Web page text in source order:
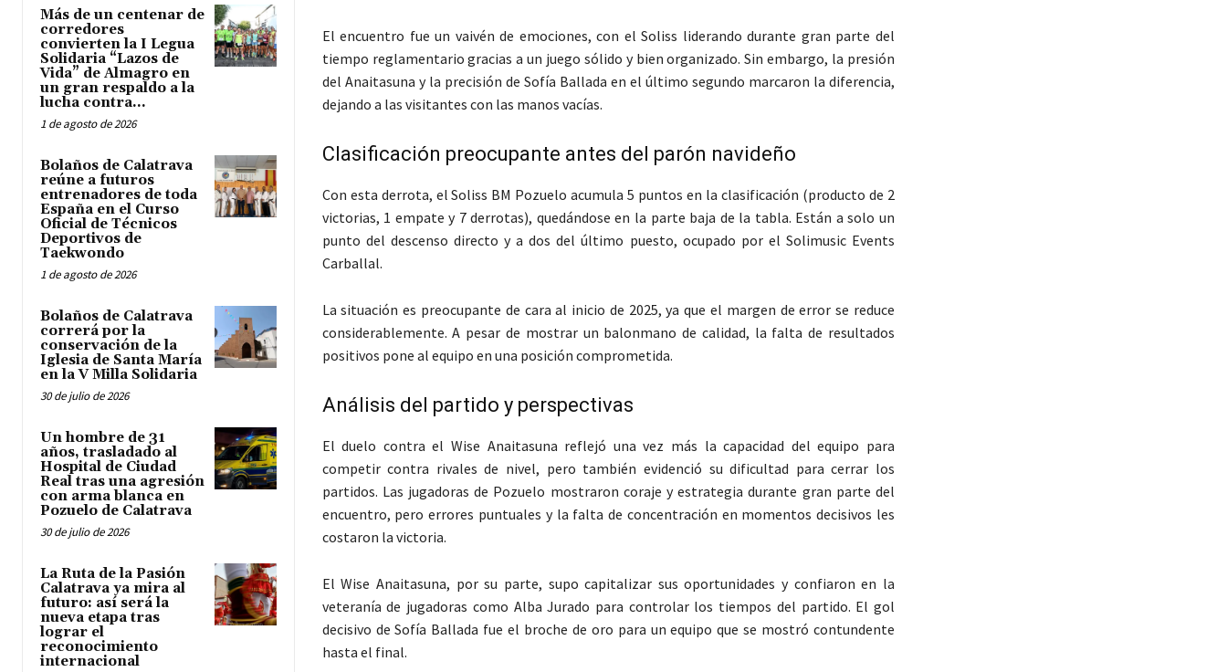
Más de un centenar de
corredores
convierten la I Legua
Solidaria “Lazos de
Vida” de Almagro en
un gran respaldo a la
lucha contra...
1 de agosto de 2026
Bolaños de Calatrava
reúne a futuros
entrenadores de toda
España en el Curso
Oficial de Técnicos
Deportivos de
Taekwondo
1 de agosto de 2026
Bolaños de Calatrava
correrá por la
conservación de la
Iglesia de Santa María
en la V Milla Solidaria
30 de julio de 2026
Un hombre de 31
años, trasladado al
Hospital de Ciudad
Real tras una agresión
con arma blanca en
Pozuelo de Calatrava
30 de julio de 2026
La Ruta de la Pasión
Calatrava ya mira al
futuro: así será la
nueva etapa tras
lograr el
reconocimiento
internacional
El encuentro fue un vaivén de emociones, con el Soliss liderando durante gran parte del
tiempo reglamentario gracias a un juego sólido y bien organizado. Sin embargo, la presión
del Anaitasuna y la precisión de Sofía Ballada en el último segundo marcaron la diferencia,
dejando a las visitantes con las manos vacías.
Clasificación preocupante antes del parón navideño
Con esta derrota, el Soliss BM Pozuelo acumula 5 puntos en la clasificación (producto de 2
victorias, 1 empate y 7 derrotas), quedándose en la parte baja de la tabla. Están a solo un
punto del descenso directo y a dos del último puesto, ocupado por el Solimusic Events
Carballal.
La situación es preocupante de cara al inicio de 2025, ya que el margen de error se reduce
considerablemente. A pesar de mostrar un balonmano de calidad, la falta de resultados
positivos pone al equipo en una posición comprometida.
Análisis del partido y perspectivas
El duelo contra el Wise Anaitasuna reflejó una vez más la capacidad del equipo para
competir contra rivales de nivel, pero también evidenció su dificultad para cerrar los
partidos. Las jugadoras de Pozuelo mostraron coraje y estrategia durante gran parte del
encuentro, pero errores puntuales y la falta de concentración en momentos decisivos les
costaron la victoria.
El Wise Anaitasuna, por su parte, supo capitalizar sus oportunidades y confiaron en la
veteranía de jugadoras como Alba Jurado para controlar los tiempos del partido. El gol
decisivo de Sofía Ballada fue el broche de oro para un equipo que se mostró contundente
hasta el final.